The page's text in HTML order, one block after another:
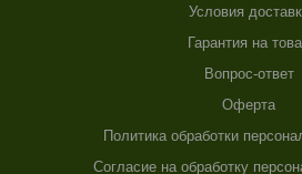
Условия
Гарантия на
Вопрос-ответ
Оферта
Политика обработки
Согласие на обработку